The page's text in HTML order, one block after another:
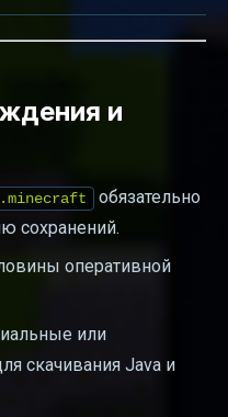
и
.minecraft
обязательно
сохранений.
оперативной
или
скачивания Java и